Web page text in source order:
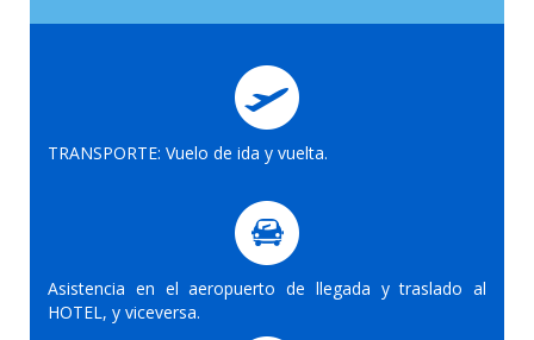
TRANSPORTE: Vuelo de ida y vuelta.
Asistencia en el aeropuerto de llegada y traslado al
HOTEL, y viceversa.